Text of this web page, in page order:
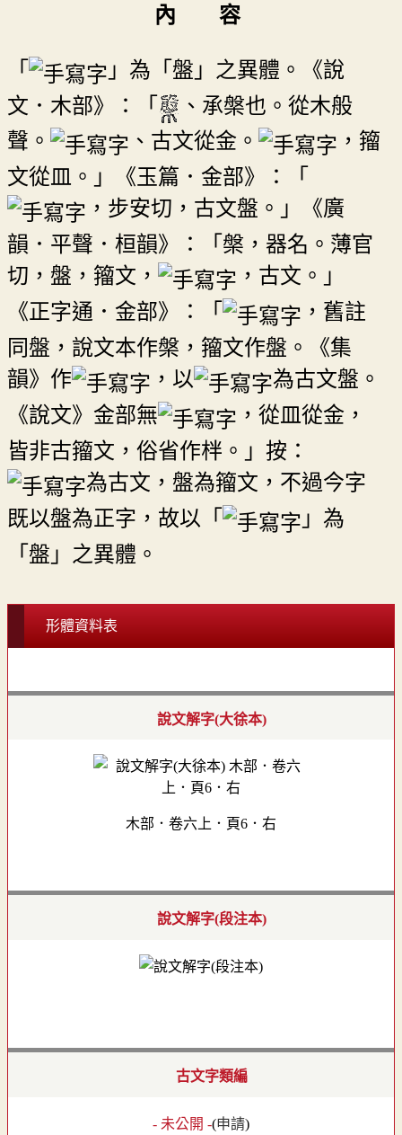
內 容
「
」為「盤」之異體。《說
文．木部》：「
、承槃也。從木般
聲。
、古文從金。
，籀
文從皿。」《玉篇．金部》：「
，步安切，古文盤。」《廣
韻．平聲．桓韻》：「槃，器名。薄官
切，盤，籀文，
，古文。」
《正字通．金部》：「
，舊註
同盤，說文本作槃，籀文作盤。《集
韻》作
，以
為古文盤。
《說文》金部無
，從皿從金，
皆非古籀文，俗省作柈。」按：
為古文，盤為籀文，不過今字
既以盤為正字，故以「
」為
「盤」之異體。
形體資料表
說文解字(大徐本)
木部．卷六上．頁6．右
說文解字(段注本)
古文字類編
- 未公開 -(申請)